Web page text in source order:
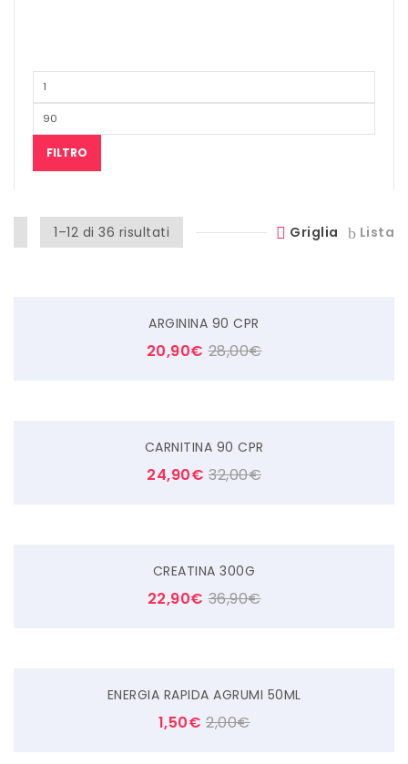
SIS
STACK NUTRITION
WHY NATURE
WHY SPORT
FILTRO
1–12 di 36 risultati Griglia Lista
ARGININA 90 CPR
20,90€ 28,00€
CARNITINA 90 CPR
24,90€ 32,00€
CREATINA 300G
22,90€ 36,90€
ENERGIA RAPIDA AGRUMI 50ML
1,50€ 2,00€